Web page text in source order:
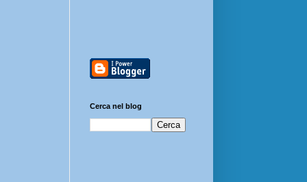
Cerca nel blog